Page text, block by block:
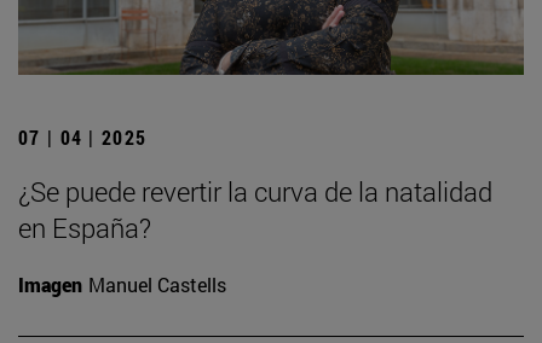
07 | 04 | 2025
¿Se puede revertir la curva de la natalidad
en España?
Imagen Manuel Castells